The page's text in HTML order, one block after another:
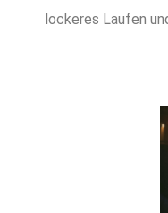
lockeres Laufen